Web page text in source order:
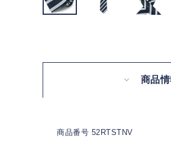
商品情
商品番号 52RTSTNV